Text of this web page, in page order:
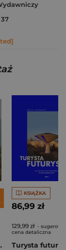
Dan Wang
KSIĄŻKA
86,99 zł
129,99 zł -
cena detaliczna
Turysta